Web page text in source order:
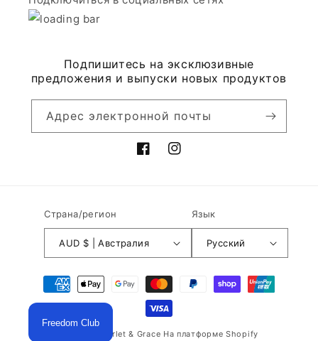
Подпишитесь на эксклюзивные
предложения и выпуски новых продуктов
Адрес электронной почты
FacebookInstagram
Страна/регион
AUD $ | Австралия
Язык
Русский
Способы
оплаты
Scarlet & Grace На платформе Shopify
Freedom Club